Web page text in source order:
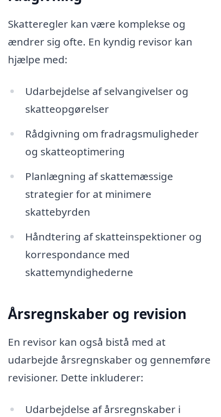
Skatteregler kan være komplekse og
ændrer sig ofte. En kyndig revisor kan
hjælpe med:
Udarbejdelse af selvangivelser og
skatteopgørelser
Rådgivning om fradragsmuligheder
og skatteoptimering
Planlægning af skattemæssige
strategier for at minimere
skattebyrden
Håndtering af skatteinspektioner og
korrespondance med
skattemyndighederne
Årsregnskaber og revision
En revisor kan også bistå med at
udarbejde årsregnskaber og gennemføre
revisioner. Dette inkluderer:
Udarbejdelse af årsregnskaber i